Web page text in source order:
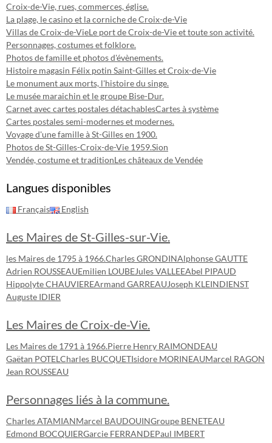
Croix-de-Vie, rues, commerces, église.
La plage, le casino et la corniche de Croix-de-Vie
Villas de Croix-de-VieLe port de Croix-de-Vie et toute son activité.
Personnages, costumes et folklore.
Photos de famille et photos d'évènements.
Histoire magasin Félix potin Saint-Gilles et Croix-de-Vie
Le monument aux morts, l'histoire du singe.
Le musée maraichin et le groupe Bise-Dur.
Carnet avec cartes postales détachablesCartes à système
Cartes postales semi-modernes et modernes.
Voyage d'une famille à St-Gilles en 1900.
Photos de St-Gilles-Croix-de-Vie 1959.Sion
Vendée, costume et traditionLes châteaux de Vendée
Langues disponibles
Français English
Les Maires de St-Gilles-sur-Vie.
les Maires de 1795 à 1966.Charles GRONDINAlphonse GAUTTE
Adrien ROUSSEAUEmilien LOUBEJules VALLEEAbel PIPAUD
Hippolyte CHAUVIEREArmand GARREAUJoseph KLEINDIENST
Auguste IDIER
Les Maires de Croix-de-Vie.
Les Maires de 1791 à 1966.Pierre Henry RAIMONDEAU
Gaëtan POTEL Charles BUCQUETIsidore MORINEAUMarcel RAGON
Jean ROUSSEAU
Personnages liés à la commune.
Charles ATAMIANMarcel BAUDOUINGroupe BENETEAU
Edmond BOCQUIERGarcie FERRANDEPaul IMBERT